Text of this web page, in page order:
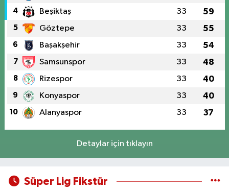
4 Beşiktaş 33 59
5 Göztepe 33 55
6 Başakşehir 33 54
7 Samsunspor 33 48
8 Rizespor 33 40
9 Konyaspor 33 40
10 Alanyaspor 33 37
Detaylar için tıklayın
Süper Lig Fikstür